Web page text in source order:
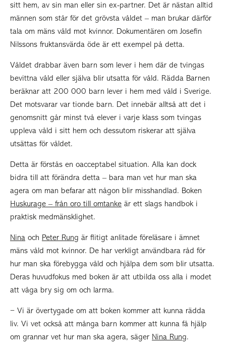
sitt hem, av sin man eller sin ex-partner. Det är nästan alltid
männen som står för det grövsta våldet – man brukar därför
tala om mäns våld mot kvinnor. Dokumentären om Josefin
Nilssons fruktansvärda öde är ett exempel på detta.
Våldet drabbar även barn som lever i hem där de tvingas
bevittna våld eller själva blir utsatta för våld. Rädda Barnen
beräknar att 200 000 barn lever i hem med våld i Sverige.
Det motsvarar var tionde barn. Det innebär alltså att det i
genomsnitt går minst två elever i varje klass som tvingas
uppleva våld i sitt hem och dessutom riskerar att själva
utsättas för våldet.
Detta är förstås en oacceptabel situation. Alla kan dock
bidra till att förändra detta – bara man vet hur man ska
agera om man befarar att någon blir misshandlad. Boken
Huskurage – från oro till omtanke är ett slags handbok i
praktisk medmänsklighet.
Nina och Peter Rung är flitigt anlitade föreläsare i ämnet
mäns våld mot kvinnor. De har verkligt användbara råd för
hur man ska förebygga våld och hjälpa dem som blir utsatta.
Deras huvudfokus med boken är att utbilda oss alla i modet
att våga bry sig om och larma.
− Vi är övertygade om att boken kommer att kunna rädda
liv. Vi vet också att många barn kommer att kunna få hjälp
om grannar vet hur man ska agera, säger Nina Rung.